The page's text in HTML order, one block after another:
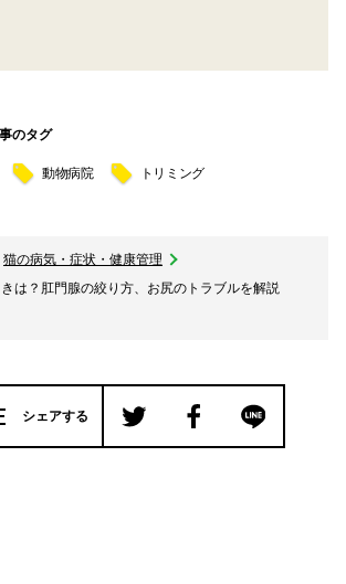
のタグ
動物病院 トリミング
猫の病気・症状・健康管理
は？肛門腺の絞り方、お尻のトラブルを解説
シェアする